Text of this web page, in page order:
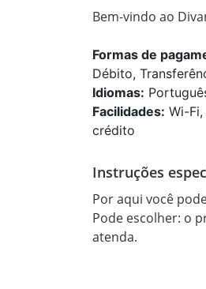
Bem-vindo ao
Formas de
Débito,
Idiomas:
Facilidades: Wi-
crédito
Instruções
Por aqui você
Pode escolher: o
atenda.